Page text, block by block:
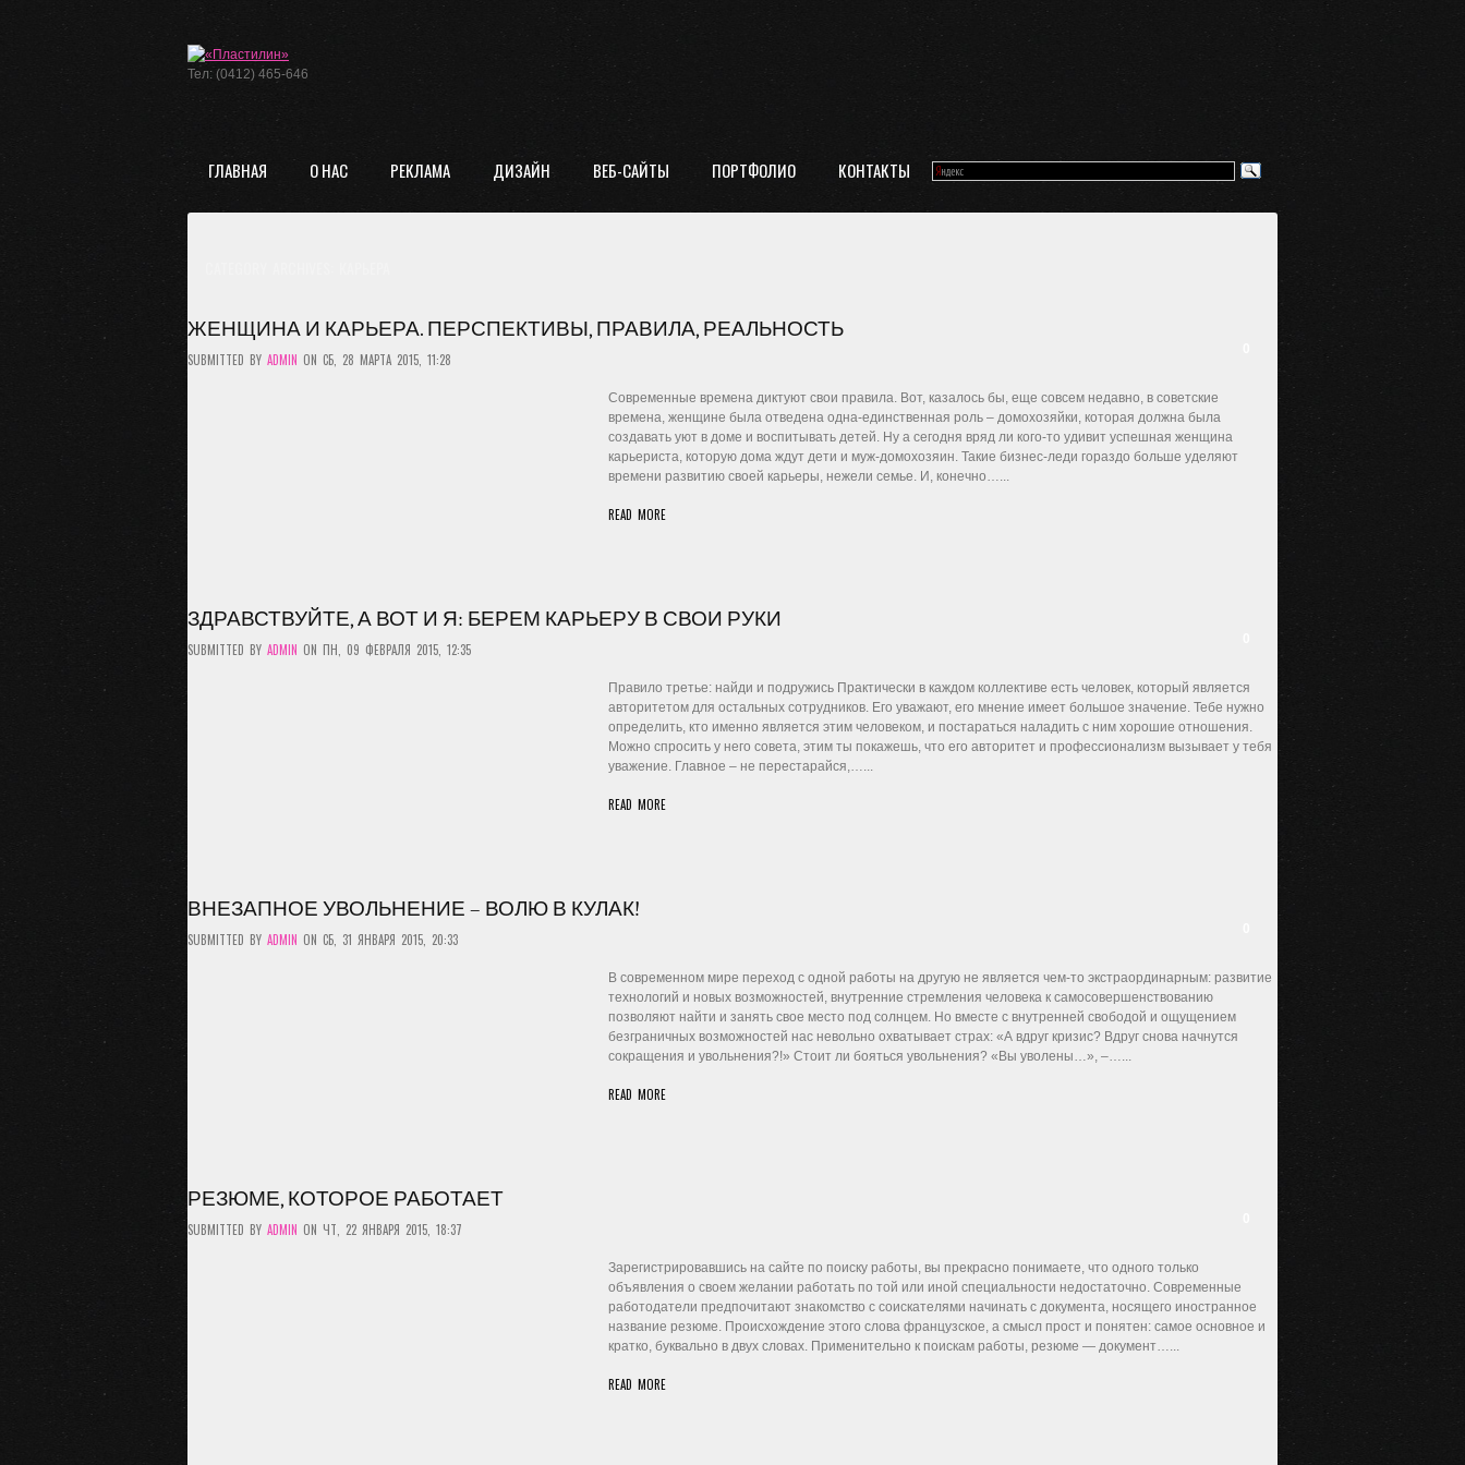
Тел: (0412) 465-646
ГЛАВНАЯ О НАС РЕКЛАМА ДИЗАЙН ВЕБ-САЙТЫ ПОРТФОЛИО КОНТАКТЫ
ЖЕНЩИНА И КАРЬЕРА. ПЕРСПЕКТИВЫ, ПРАВИЛА, РЕАЛЬНОСТЬ
SUBMITTED BY ADMIN ON СБ, 28 МАРТА 2015, 11:28
Современные времена диктуют свои правила. Вот, казалось бы, еще совсем недавно, в советские
времена, женщине была отведена одна-единственная роль – домохозяйки, которая должна была
создавать уют в доме и воспитывать детей. Ну а сегодня вряд ли кого-то удивит успешная женщина
карьериста, которую дома ждут дети и муж-домохозяин. Такие бизнес-леди гораздо больше уделяют
времени развитию своей карьеры, нежели семье. И, конечно…...
READ MORE
ЗДРАВСТВУЙТЕ, А ВОТ И Я: БЕРЕМ КАРЬЕРУ В СВОИ РУКИ
SUBMITTED BY ADMIN ON ПН, 09 ФЕВРАЛЯ 2015, 12:35
Правило третье: найди и подружись Практически в каждом коллективе есть человек, который является
авторитетом для остальных сотрудников. Его уважают, его мнение имеет большое значение. Тебе нужно
определить, кто именно является этим человеком, и постараться наладить с ним хорошие отношения.
Можно спросить у него совета, этим ты покажешь, что его авторитет и профессионализм вызывает у тебя
уважение. Главное – не перестарайся,…...
READ MORE
ВНЕЗАПНОЕ УВОЛЬНЕНИЕ – ВОЛЮ В КУЛАК!
SUBMITTED BY ADMIN ON СБ, 31 ЯНВАРЯ 2015, 20:33
В современном мире переход с одной работы на другую не является чем-то экстраординарным: развитие
технологий и новых возможностей, внутренние стремления человека к самосовершенствованию
позволяют найти и занять свое место под солнцем. Но вместе с внутренней свободой и ощущением
безграничных возможностей нас невольно охватывает страх: «А вдруг кризис? Вдруг снова начнутся
сокращения и увольнения?!» Стоит ли бояться увольнения? «Вы уволены…», –…...
READ MORE
РЕЗЮМЕ, КОТОРОЕ РАБОТАЕТ
SUBMITTED BY ADMIN ON ЧТ, 22 ЯНВАРЯ 2015, 18:37
Зарегистрировавшись на сайте по поиску работы, вы прекрасно понимаете, что одного только
объявления о своем желании работать по той или иной специальности недостаточно. Современные
работодатели предпочитают знакомство с соискателями начинать с документа, носящего иностранное
название резюме. Происхождение этого слова французское, а смысл прост и понятен: самое основное и
кратко, буквально в двух словах. Применительно к поискам работы, резюме — документ…...
READ MORE